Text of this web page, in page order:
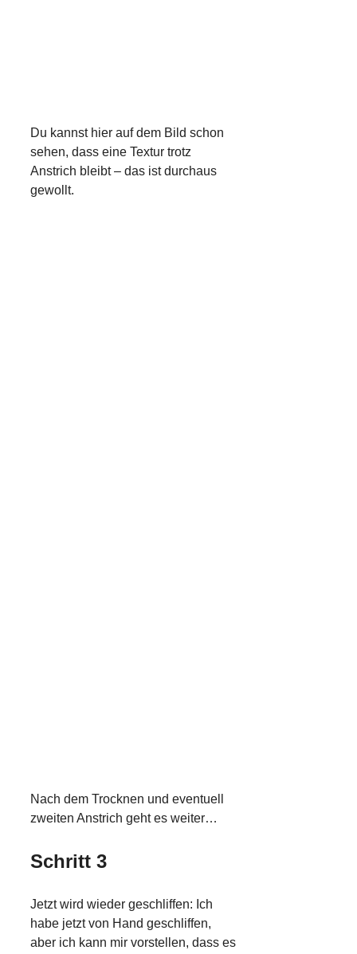
Du kannst hier auf dem Bild schon
sehen, dass eine Textur trotz
Anstrich bleibt – das ist durchaus
gewollt.
Nach dem Trocknen und eventuell
zweiten Anstrich geht es weiter…
Schritt 3
Jetzt wird wieder geschliffen: Ich
habe jetzt von Hand geschliffen,
aber ich kann mir vorstellen, dass es